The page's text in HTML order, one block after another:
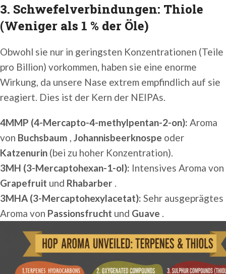
3. Schwefelverbindungen: Thiole
(Weniger als 1 % der Öle)
Obwohl sie nur in geringsten Konzentrationen (Teile
pro Billion) vorkommen, haben sie eine enorme
Wirkung, da unsere Nase extrem empfindlich auf sie
reagiert. Dies ist der Kern der NEIPAs.
4MMP (4-Mercapto-4-methylpentan-2-on): Aroma
von Buchsbaum , Johannisbeerknospe oder
Katzenurin (bei zu hoher Konzentration).
3MH (3-Mercaptohexan-1-ol): Intensives Aroma von
Grapefruit und Rhabarber .
3MHA (3-Mercaptohexylacetat): Sehr ausgeprägtes
Aroma von Passionsfrucht und Guave .